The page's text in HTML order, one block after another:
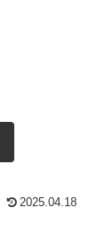
2025.04.18